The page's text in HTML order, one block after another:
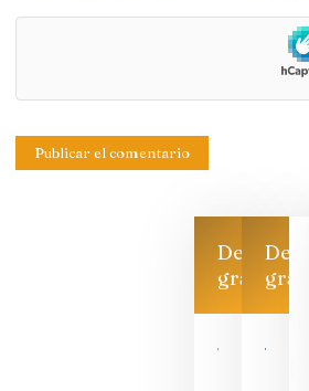
Descarga
gratisgratis